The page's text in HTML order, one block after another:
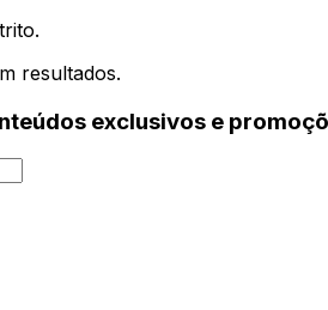
resultados.
exclusivos e